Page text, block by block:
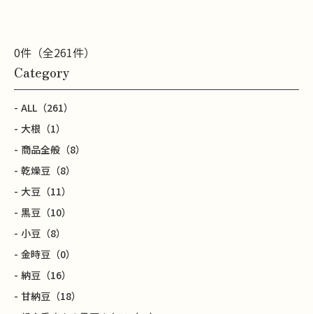
0件（全261件）
Category
ALL （261）
大根 （1）
商品全般 （8）
乾燥豆 （8）
大豆 （11）
黒豆 （10）
小豆 （8）
金時豆 （0）
納豆 （16）
甘納豆 （18）